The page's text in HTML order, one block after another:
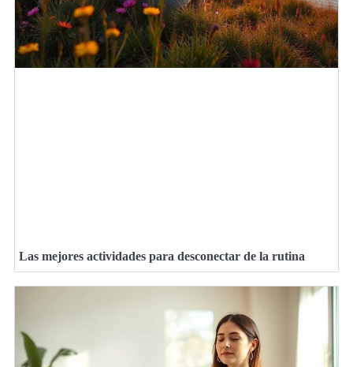
Las mejores actividades para desconectar de la rutina